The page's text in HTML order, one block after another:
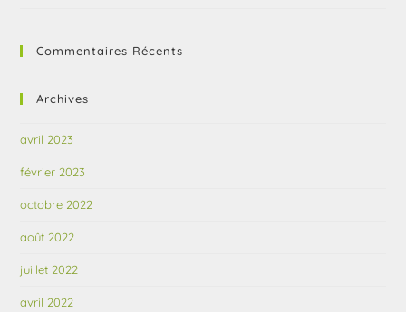
Commentaires Récents
Archives
avril 2023
février 2023
octobre 2022
août 2022
juillet 2022
avril 2022